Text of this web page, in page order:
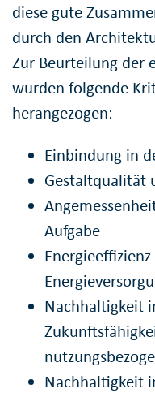
diese gute
durch den
Zur Beurteilung der
wurden folgende
herangezogen:
Einbindung in
Gestaltqualität
Aufgabe
Nachhaltigkeit
Nachhaltigkeit